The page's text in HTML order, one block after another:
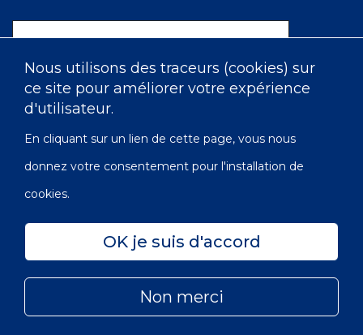
Nous utilisons des traceurs (cookies) sur
ce site pour améliorer votre expérience
d'utilisateur.
En cliquant sur un lien de cette page, vous nous
donnez votre consentement pour l'installation de
cookies.
OK je suis d'accord
Non merci
Nom
Courriel
Confidentialité Accessibilité Carte du site
© 2022 Les Infirmières de l’Ordre de Victoria du Canada |